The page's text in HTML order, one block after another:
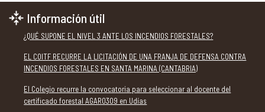
Información útil
¿QUÉ SUPONE EL NIVEL 3 ANTE LOS INCENDIOS FORESTALES?
EL COITF RECURRE LA LICITACIÓN DE UNA FRANJA DE DEFENSA CONTRA
INCENDIOS FORESTALES EN SANTA MARINA (CANTABRIA)
El Colegio recurre la convocatoria para seleccionar al docente del
certificado forestal AGAR0309 en Udías